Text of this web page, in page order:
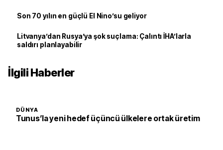
Son 70 yılın en güçlü El Nino’su geliyor
Litvanya’dan Rusya’ya şok suçlama: Çalıntı İHA’larla
saldırı planlayabilir
İlgili Haberler
DÜNYA
Tunus’la yeni hedef üçüncü ülkelere ortak üretim